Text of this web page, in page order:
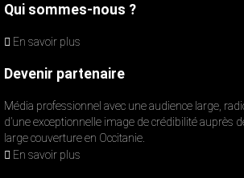
Qui sommes-nous ?
En savoir plus
Devenir partenaire
Média professionnel avec une audience large,
d’une exceptionnelle image de crédibilité auprès
large couverture en Occitanie.
En savoir plus